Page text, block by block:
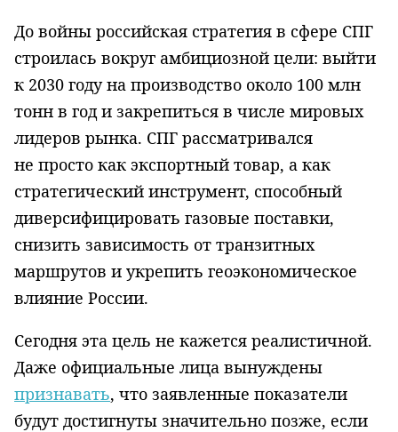
До войны российская стратегия в сфере СПГ
строилась вокруг амбициозной цели: выйти
к 2030 году на производство около 100 млн
тонн в год и закрепиться в числе мировых
лидеров рынка. СПГ рассматривался
не просто как экспортный товар, а как
стратегический инструмент, способный
диверсифицировать газовые поставки,
снизить зависимость от транзитных
маршрутов и укрепить геоэкономическое
влияние России.
Сегодня эта цель не кажется реалистичной.
Даже официальные лица вынуждены
признавать, что заявленные показатели
будут достигнуты значительно позже, если